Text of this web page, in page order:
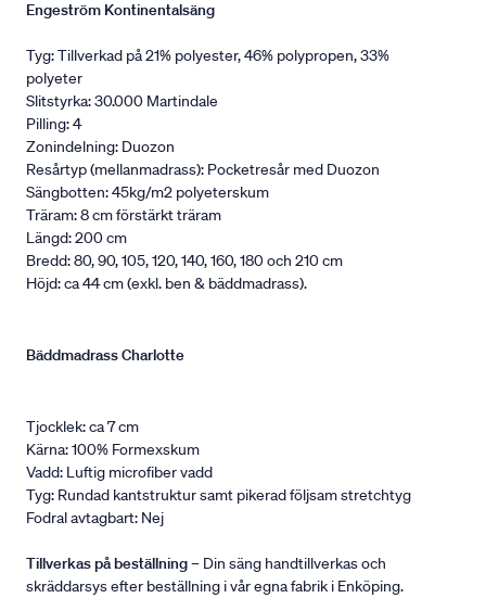
Engeström Kontinentalsäng
Tyg: Tillverkad på 21% polyester, 46% polypropen, 33%
polyeter
Slitstyrka: 30.000 Martindale
Pilling: 4
Zonindelning: Duozon
Resårtyp (mellanmadrass): Pocketresår med Duozon
Sängbotten: 45kg/m2 polyeterskum
Träram: 8 cm förstärkt träram
Längd: 200 cm
Bredd: 80, 90, 105, 120, 140, 160, 180 och 210 cm
Höjd: ca 44 cm (exkl. ben & bäddmadrass).
Bäddmadrass Charlotte
Tjocklek: ca 7 cm
Kärna: 100% Formexskum
Vadd: Luftig microfiber vadd
Tyg: Rundad kantstruktur samt pikerad följsam stretchtyg
Fodral avtagbart: Nej
Tillverkas på beställning– Din säng handtillverkas och
skräddarsys efter beställning i vår egna fabrik i Enköping.